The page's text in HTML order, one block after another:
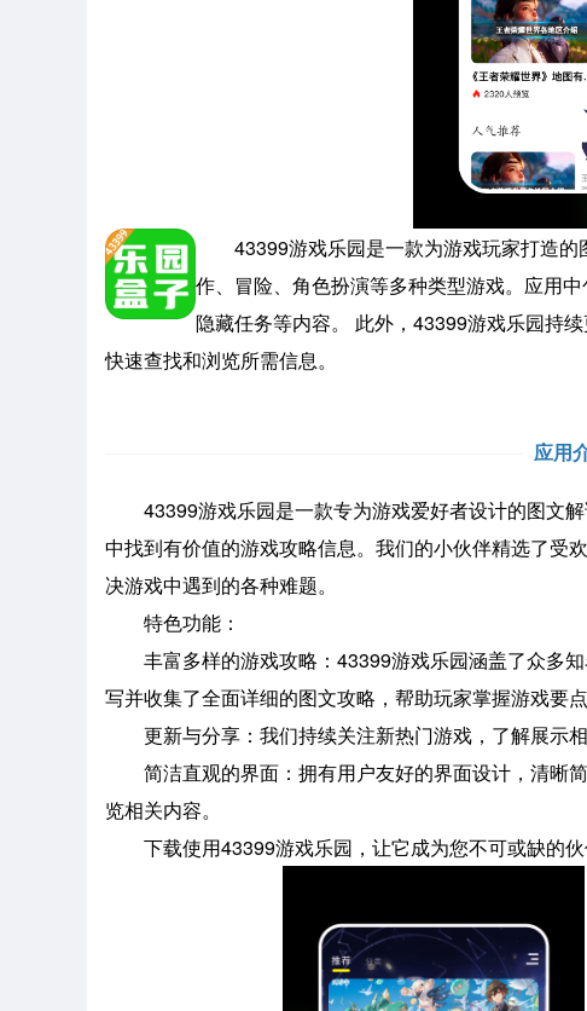
43399游戏乐园是一款为游戏玩家打造的
作、冒险、角色扮演等多种类型游戏。应用
隐藏任务等内容。 此外，43399游戏乐园持
快速查找和浏览所需信息。
应用
43399游戏乐园是一款专为游戏爱好者设计的图文解
中找到有价值的游戏攻略信息。我们的小伙伴精选了受
决游戏中遇到的各种难题。
特色功能：
丰富多样的游戏攻略：43399游戏乐园涵盖了众多知
写并收集了全面详细的图文攻略，帮助玩家掌握游戏要
更新与分享：我们持续关注新热门游戏，了解展示相
简洁直观的界面：拥有用户友好的界面设计，清晰
览相关内容。
下载使用43399游戏乐园，让它成为您不可或缺的伙